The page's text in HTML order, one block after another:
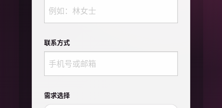
联系方式
需求选择